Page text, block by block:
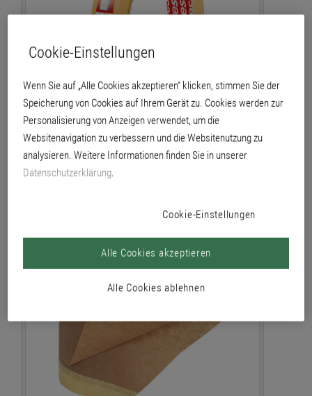
Tesa Präzisionskrepp, standard 4344, 3049
Cookie-Einstellungen
Wenn Sie auf „Alle Cookies akzeptieren“ klicken, stimmen Sie der
Speicherung von Cookies auf Ihrem Gerät zu. Cookies werden zur
Personalisierung von Anzeigen verwendet, um die
Websitenavigation zu verbessern und die Websitenutzung zu
analysieren. Weitere Informationen finden Sie in unserer
Datenschutzerklärung.
Cookie-Einstellungen
Alle Cookies ablehnen
Alle Cookies akzeptieren